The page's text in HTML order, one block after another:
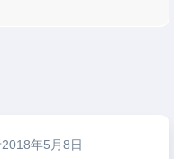
年5月8日